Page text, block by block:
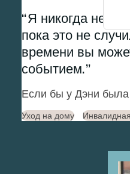
Я никогда не
пока это не
времени вы
событием.
Если бы у Дэни была
Уход на дому